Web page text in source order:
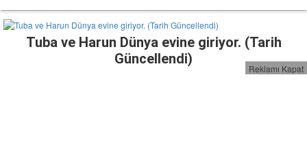
Tuba ve Harun Dünya evine giriyor. (Tarih
Güncellendi)
Reklamı Kapat